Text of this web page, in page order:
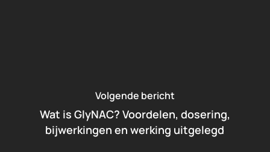
Volgende bericht
Wat is GlyNAC? Voordelen, dosering,
bijwerkingen en werking uitgelegd